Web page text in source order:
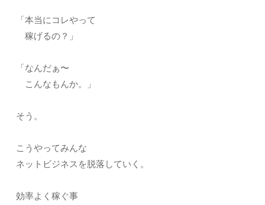
「本当にコレやって
稼げるの？」
「なんだぁ〜
こんなもんか。」
そう。
こうやってみんな
ネットビジネスを脱落していく。
効率よく稼ぐ事